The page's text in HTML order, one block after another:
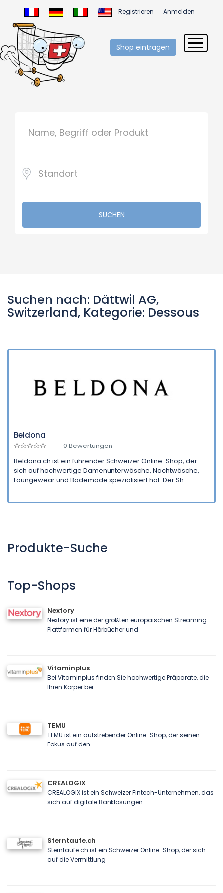
Registrieren Anmelden
Shop eintragen
SUCHEN
Suchen nach: Dättwil AG,
Switzerland, Kategorie: Dessous
Beldona
0 Bewertungen
Beldona.ch ist ein führender Schweizer Online-Shop, der
sich auf hochwertige Damenunterwäsche, Nachtwäsche,
Loungewear und Bademode spezialisiert hat. Der Sh ...
Produkte-Suche
Top-Shops
Nextory
Nextory ist eine der größten europäischen Streaming-
Plattformen für Hörbücher und
Vitaminplus
Bei Vitaminplus finden Sie hochwertige Präparate, die
Ihren Körper bei
TEMU
TEMU ist ein aufstrebender Online-Shop, der seinen
Fokus auf den
CREALOGIX
CREALOGIX ist ein Schweizer Fintech-Unternehmen, das
sich auf digitale Banklösungen
Sterntaufe.ch
Sterntaufe.ch ist ein Schweizer Online-Shop, der sich
auf die Vermittlung